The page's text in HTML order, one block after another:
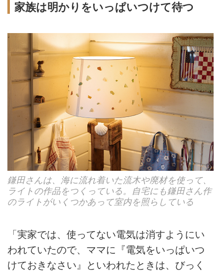
家族は明かりをいっぱいつけて待つ
鎌田さんは、海に流れ着いた流木や廃材を使って、
ライトの作品をつくっている。自宅にも鎌田さん作
のライトがいくつかあって室内を照らしている
「実家では、使ってない電気は消すようにい
われていたので、ママに『電気をいっぱいつ
けておきなさい』といわれたときは、びっく